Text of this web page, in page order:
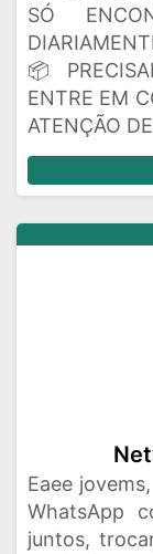
SÓ
📦
ENTRE EM
ATENÇÃO
Eaee
WhatsApp
juntos,